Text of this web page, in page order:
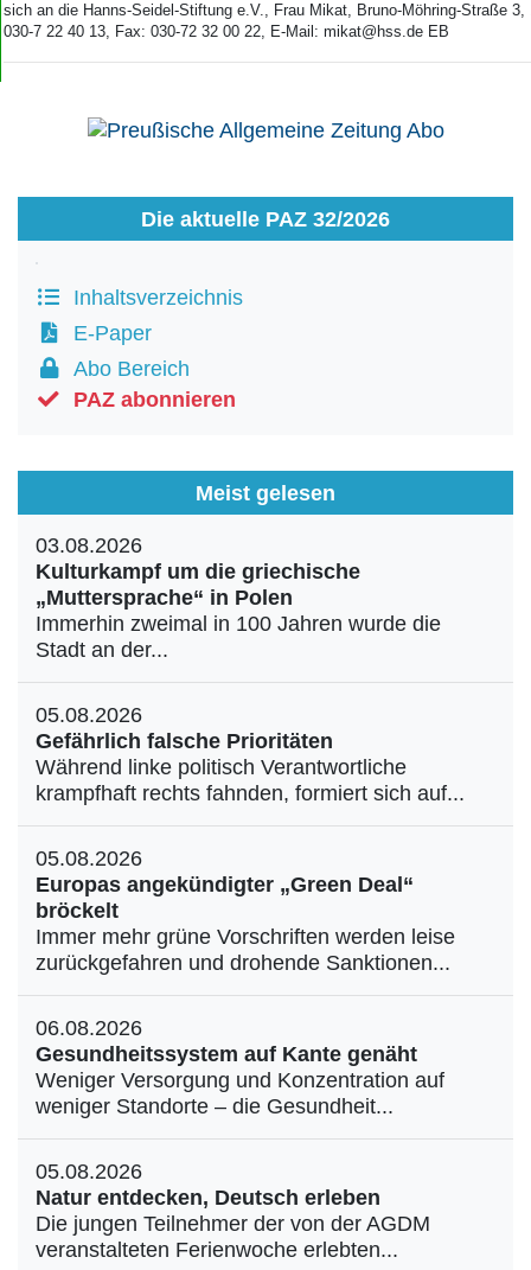
Mediadaten
Kontakt
sich an die Hanns-Seidel-Stiftung e.V., Frau Mikat, Bruno-Möhring-Straße 3,
030-7 22 40 13, Fax: 030-72 32 00 22, E-Mail: mikat@hss.de EB
Die aktuelle PAZ 32/2026
Inhaltsverzeichnis
E-Paper
Abo Bereich
PAZ abonnieren
Meist gelesen
03.08.2026
Kulturkampf um die griechische
„Muttersprache“ in Polen
Immerhin zweimal in 100 Jahren wurde die
Stadt an der...
05.08.2026
Gefährlich falsche Prioritäten
Während linke politisch Verantwortliche
krampfhaft rechts fahnden, formiert sich auf...
05.08.2026
Europas angekündigter „Green Deal“
bröckelt
Immer mehr grüne Vorschriften werden leise
zurückgefahren und drohende Sanktionen...
06.08.2026
Gesundheitssystem auf Kante genäht
Weniger Versorgung und Konzentration auf
weniger Standorte – die Gesundheit...
05.08.2026
Natur entdecken, Deutsch erleben
Die jungen Teilnehmer der von der AGDM
veranstalteten Ferienwoche erlebten...